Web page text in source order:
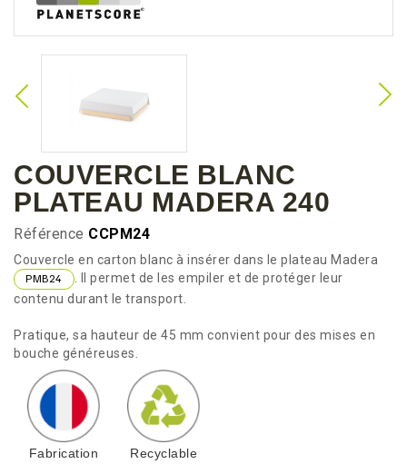
COUVERCLE BLANC
PLATEAU MADERA 240
Référence CCPM24
Couvercle en carton blanc à insérer dans le plateau Madera
PMB24
. Il permet de les empiler et de protéger leur
contenu durant le transport.
Pratique, sa hauteur de 45 mm convient pour des mises en
bouche généreuses.
Fabrication Recyclable